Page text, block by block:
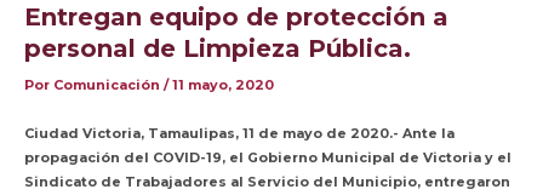
Entregan equipo de protección a
personal de Limpieza Pública.
Por Comunicación /11 mayo, 2020
Ciudad Victoria, Tamaulipas, 11 de mayo de 2020.- Ante la
propagación del COVID-19, el Gobierno Municipal de Victoria y el
Sindicato de Trabajadores al Servicio del Municipio, entregaron